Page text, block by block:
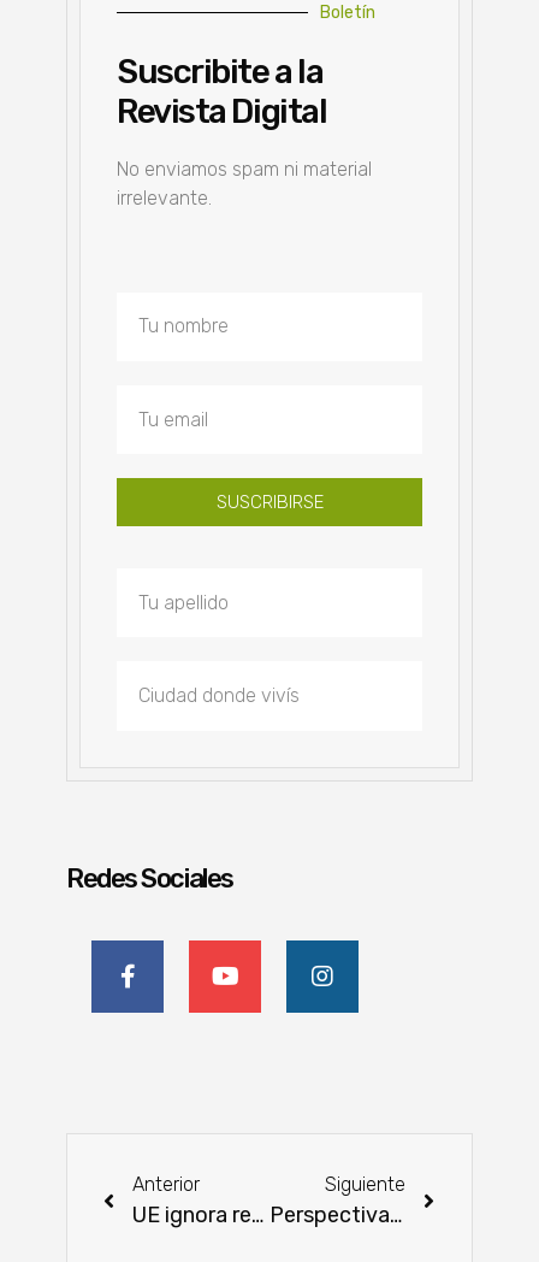
Boletín
Suscribite a la
Revista Digital
No enviamos spam ni material
irrelevante.
SUSCRIBIRSE
Redes Sociales
Anterior
UE ignora realidades agropecuarias de Sudamérica
Siguiente
Perspectivas alarmantes para la agricultura familiar en Paraguay